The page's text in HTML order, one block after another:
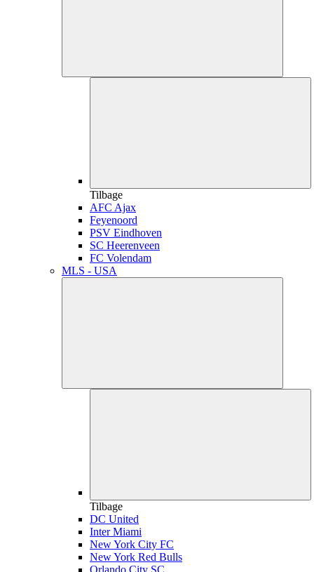
Tilbage
AFC Ajax
Feyenoord
PSV Eindhoven
SC Heerenveen
FC Volendam
MLS - USA
Tilbage
DC United
Inter Miami
New York City FC
New York Red Bulls
Orlando City SC